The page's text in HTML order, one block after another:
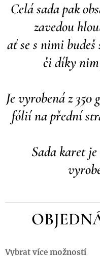
Celá sada pak
zavedou
ať se s nimi
či díky
Je vyrobená z
fólií na přední
Sada karet
Vybrat více možností